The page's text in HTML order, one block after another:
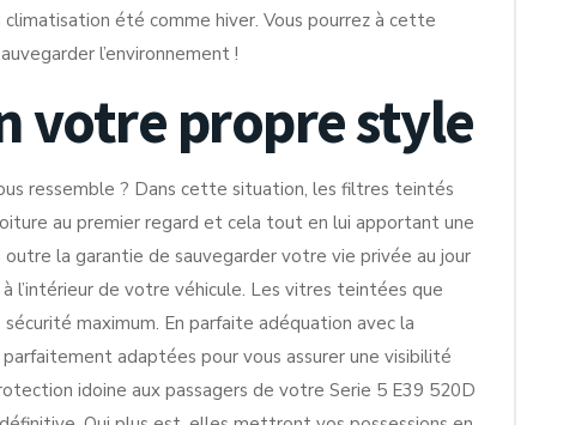
été comme hiver. Vous pourrez à cette
l’environnement !
votre propre style
ressemble ? Dans cette situation, les filtres teintés
au premier regard et cela tout en lui apportant une
la garantie de sauvegarder votre vie privée au jour
l’intérieur de votre véhicule. Les vitres teintées que
maximum. En parfaite adéquation avec la
adaptées pour vous assurer une visibilité
idoine aux passagers de votre Serie 5 E39 520D